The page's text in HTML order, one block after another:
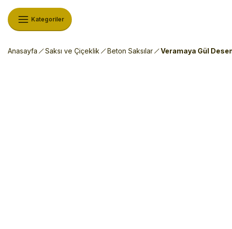
Kategoriler
Anasayfa Saksı ve Çiçeklik Beton Saksılar Veramaya Gül